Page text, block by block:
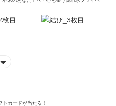
カードが当たる！